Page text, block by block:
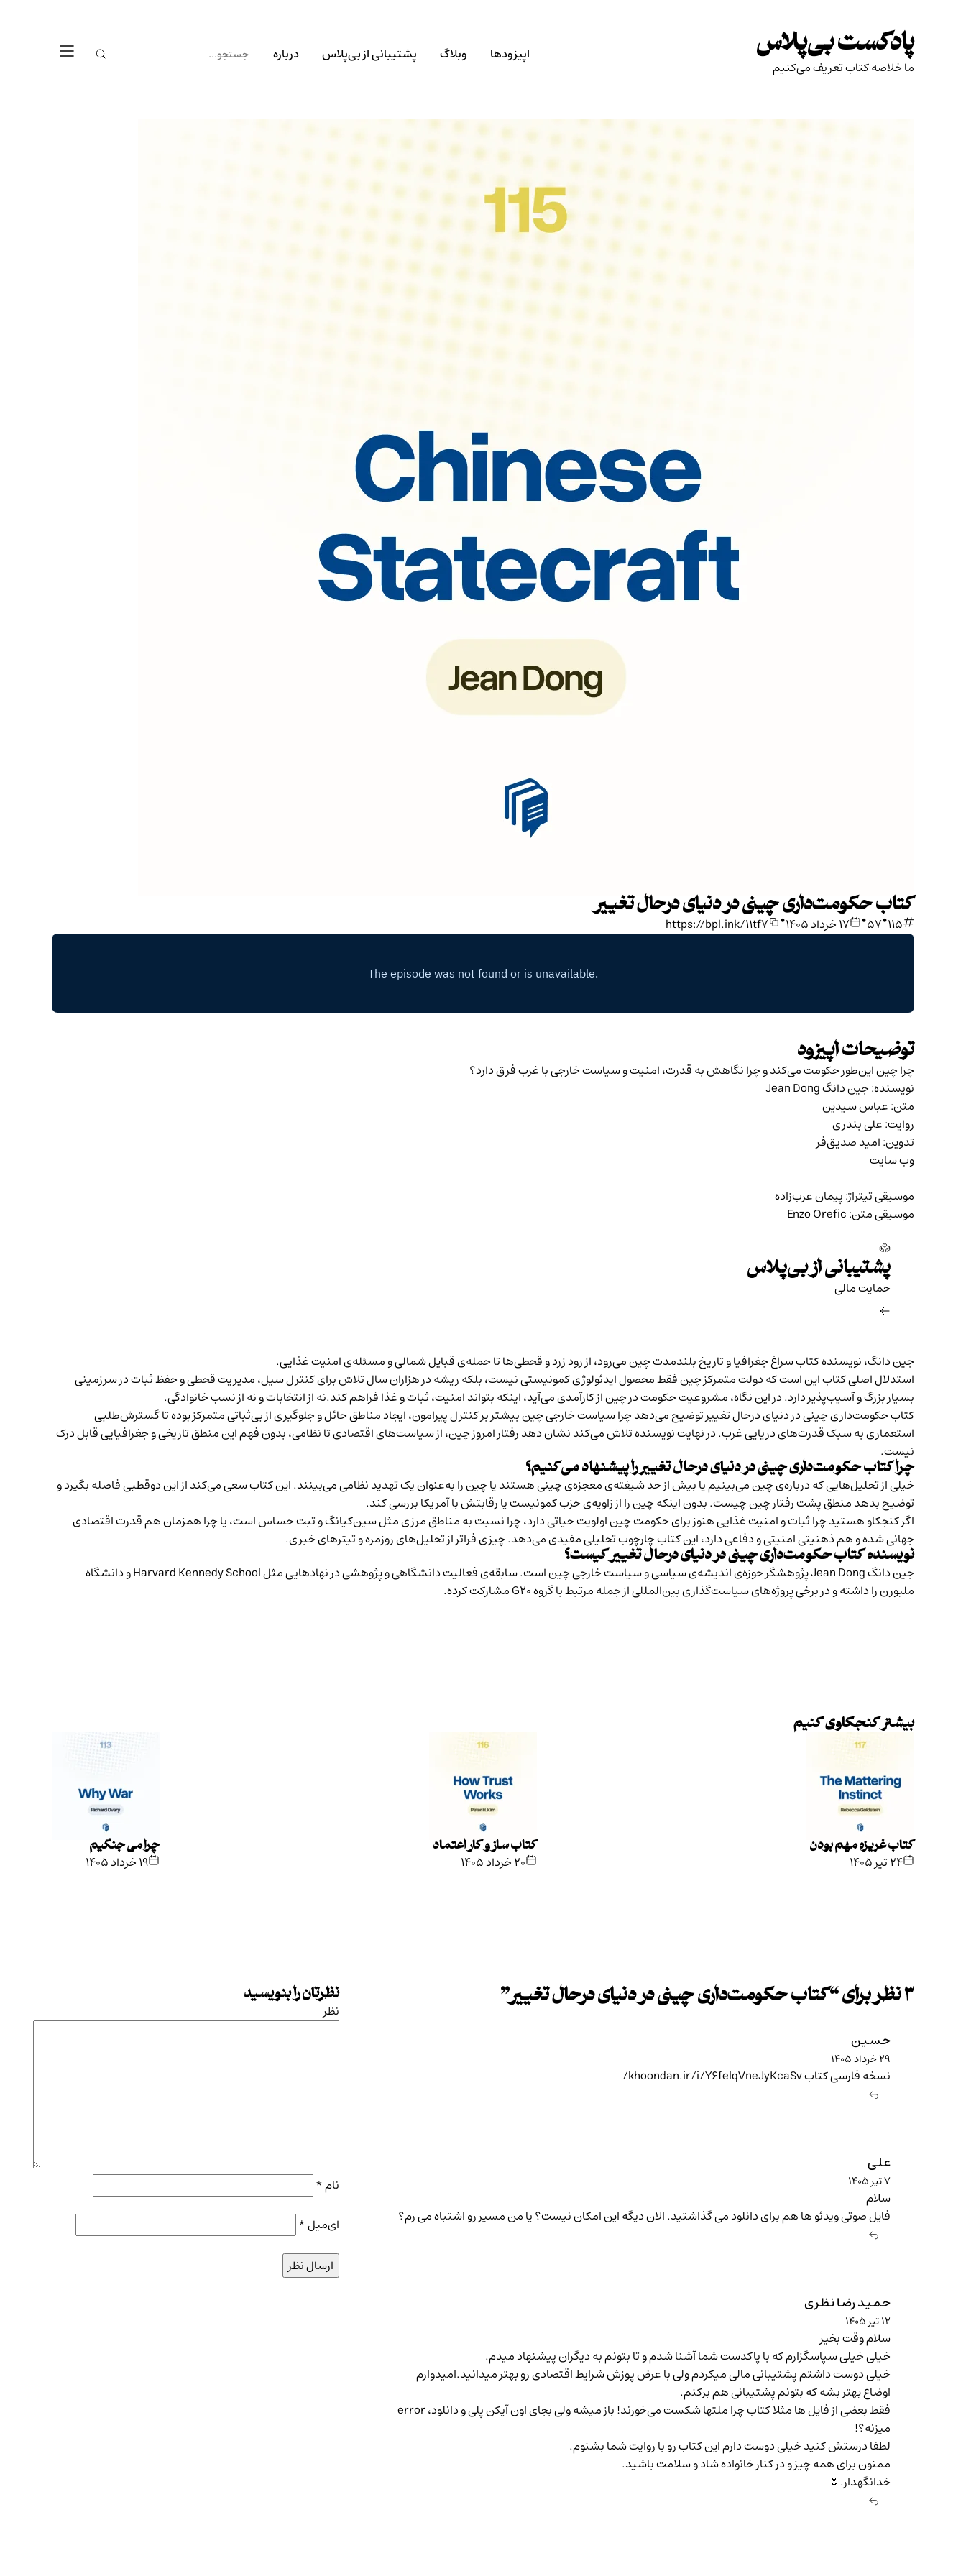
to
content
پادکست بی‌پلاس
ما خلاصه کتاب تعریف می‌کنیم
اپیزودها وبلاگ پشتیبانی از بی‌پلاس درباره
کتاب حکومت‌داری چینی در دنیای درحال تغییر
115
•
57
• ۱۷ خرداد ۱۴۰۵ •
https://bpl.ink/11tf7
توضیحات اپیزود
چرا چین این‌طور حکومت می‌کند و چرا نگاهش به قدرت، امنیت و سیاست خارجی با غرب فرق دارد؟
نویسنده:جین دانگ Jean Dong
متن: عباس سیدین
روایت: علی بندری
تدوین: امید صدیق‌فر
وب سایت
موسیقی تیتراژ: پیمان عرب‌زاده
موسیقی متن: Enzo Orefic
پشتیبانی از بی‌پلاس
حمایت مالی‌
جین دانگ، نویسنده کتاب سراغ جغرافیا و تاریخ بلندمدت چین می‌رود، از رود زرد و قحطی‌ها تا حمله‌ی قبایل شمالی و مسئله‌ی امنیت غذایی.
استدلال اصلی کتاب این است که دولت متمرکز چین فقط محصول ایدئولوژی کمونیستی نیست، بلکه ریشه در هزاران سال تلاش برای کنترل سیل، مدیریت قحطی و حفظ ثبات در سرزمینی
بسیار بزرگ و آسیب‌پذیر دارد. در این نگاه، مشروعیت حکومت در چین از کارآمدی می‌آید، اینکه بتواند امنیت، ثبات و غذا فراهم کند.نه از انتخابات و نه از نسب خانوادگی.
کتاب حکومت‌داری چینی در دنیای درحال تغییر توضیح می‌دهد چرا سیاست خارجی چین بیشتر بر کنترل پیرامون، ایجاد مناطق حائل و جلوگیری از بی‌ثباتی متمرکز بوده تا گسترش‌طلبی
استعماری به سبک قدرت‌های دریایی غرب. در نهایت نویسنده تلاش می‌کند نشان دهد رفتار امروز چین، از سیاست‌های اقتصادی تا نظامی، بدون فهم این منطق تاریخی و جغرافیایی قابل درک
نیست.
چرا کتاب حکومت‌داری چینی در دنیای درحال تغییر را پیشنهاد می‌کنیم؟
خیلی از تحلیل‌هایی که درباره‌ی چین می‌بینیم یا بیش از حد شیفته‌ی معجزه‌ی چینی هستند یا چین را به‌عنوان یک تهدید نظامی می‌بینند. این کتاب سعی می‌کند از این دوقطبی فاصله بگیرد و
توضیح بدهد منطق پشت رفتار چین چیست. بدون اینکه چین را از زاویه‌ی حزب کمونیست یا رقابتش با آمریکا بررسی کند.
اگر کنجکاو هستید چرا ثبات و امنیت غذایی هنوز برای حکومت چین اولویت حیاتی دارد، چرا نسبت به مناطق مرزی مثل سین‌کیانگ و تبت حساس است، یا چرا همزمان هم قدرت اقتصادی
جهانی شده و هم ذهنیتی امنیتی و دفاعی دارد، این کتاب چارچوب تحلیلی مفیدی می‌دهد. چیزی فراتر از تحلیل‌های روزمره و تیترهای خبری.
نویسنده‌ کتاب حکومت‌داری چینی در دنیای درحال تغییر کیست؟
جین دانگ Jean Dong پژوهشگر حوزه‌ی اندیشه‌ی سیاسی و سیاست خارجی چین است. سابقه‌ی فعالیت دانشگاهی و پژوهشی در نهادهایی مثل Harvard Kennedy School و دانشگاه
ملبورن را داشته و در برخی پروژه‌های سیاست‌گذاری بین‌المللی از جمله مرتبط با گروه G20 مشارکت کرده.
بیشتر کنجکاوی کنیم
کتاب غریزه مهم بودن
۲۴ تیر ۱۴۰۵
کتاب ساز و کار اعتماد
۲۰ خرداد ۱۴۰۵
چرا می جنگیم
۱۹ خرداد ۱۴۰۵
۳ نظر برای “ کتاب حکومت‌داری چینی در دنیای درحال تغییر”
حسین
۲۹ خرداد ۱۴۰۵
نسخه فارسی کتاب khoondan.ir/i/Y6felqVneJyKcaSv/
علی
۷ تیر ۱۴۰۵
سلام
فایل صوتی ویدئو ها هم برای دانلود می گذاشتید. الان دیگه این امکان نیست؟ یا من مسیر رو اشتباه می رم؟
حمید رضا نظری
۱۲ تیر ۱۴۰۵
سلام وقت بخیر
خیلی خیلی سپاسگزارم که با پاکدست شما آشنا شدم و تا بتونم به دیگران پیشنهاد میدم.
خیلی دوست داشتم پشتیبانی مالی میکردم ولی با عرض پوزش شرایط اقتصادی رو بهتر میدانید.امیدوارم
اوضاع بهتر بشه که بتونم پشتیبانی هم برکنم.
فقط بعضی از فایل ها مثلا کتاب چرا ملتها شکست می‌خورند! باز میشه ولی بجای اون آیکن پلی و دانلود، error
میزنه؟!
لطفا درستش کنید خیلی دوست دارم این کتاب رو با روایت شما بشنوم.
ممنون برای همه چیز و در کنار خانواده شاد و سلامت باشید.
خدانگهدار.🌷
نظرتان را بنویسید
نظر
نام*
ای‌میل*